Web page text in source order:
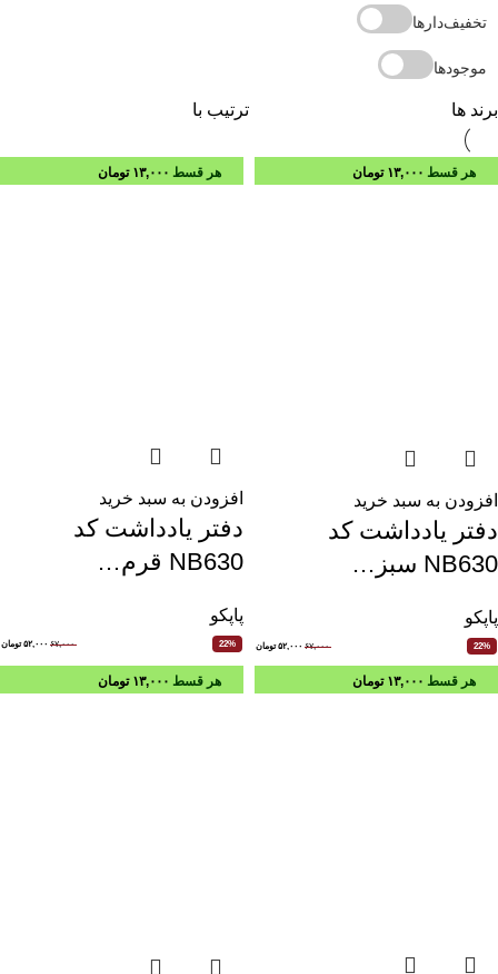
تخفیف‌دارها
موجودها
برند ها ترتیب با
هر قسط ۱۳,۰۰۰ تومان
افزودن به سبد خرید
دفتر یادداشت کد
NB630 سبز…
پاپکو
22% ۶۷,۰۰۰ ۵۲,۰۰۰ تومان
هر قسط ۱۳,۰۰۰ تومان
افزودن به سبد خرید
دفتر یادداشت کد
NB630 قرم…
پاپکو
22% ۶۷,۰۰۰ ۵۲,۰۰۰ تومان
هر قسط ۱۳,۰۰۰ تومان هر قسط ۱۳,۰۰۰ تومان